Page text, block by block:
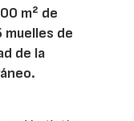
m² de
muelles de
de la